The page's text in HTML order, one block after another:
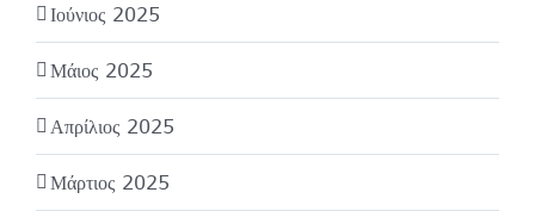
Ιούνιος 2025
Μάιος 2025
Απρίλιος 2025
Μάρτιος 2025